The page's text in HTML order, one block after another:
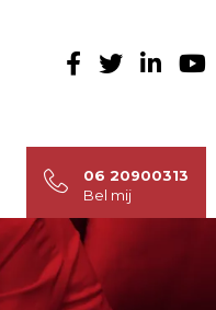
06 20900313
Bel mij